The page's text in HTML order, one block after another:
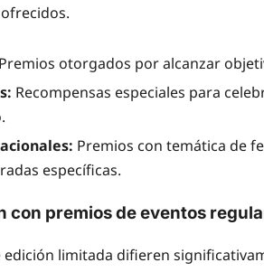
Premios otorgados por alcanzar
Recompensas especiales para
Premios con temática de
específicas.
con premios de eventos
edición limitada difieren